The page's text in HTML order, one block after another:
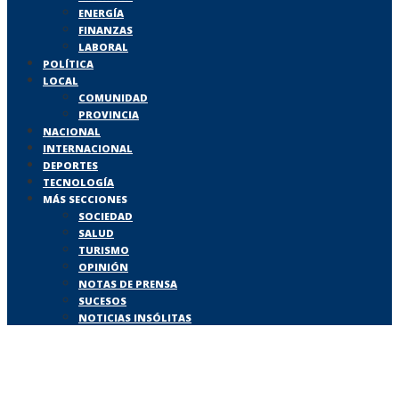
ENERGÍA
FINANZAS
LABORAL
POLÍTICA
LOCAL
COMUNIDAD
PROVINCIA
NACIONAL
INTERNACIONAL
DEPORTES
TECNOLOGÍA
MÁS SECCIONES
SOCIEDAD
SALUD
TURISMO
OPINIÓN
NOTAS DE PRENSA
SUCESOS
NOTICIAS INSÓLITAS